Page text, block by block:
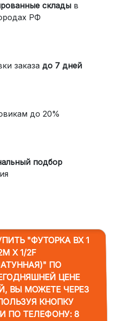
складыв
РФ
заказа до 7 дней
до 20%
подбор
"ФУТОРКА BX 1
X 1/2F
ПО
ЦЕНЕ
ВЫ МОЖЕТЕ ЧЕРЕЗ
КНОПКУ
ПО ТЕЛЕФОНУ: 8